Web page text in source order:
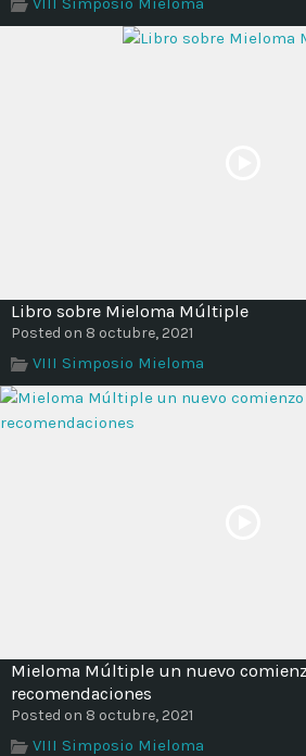
Libro sobre Mieloma Múltiple
Posted on 8 octubre, 2021
VIII Simposio Mieloma
Mieloma Múltiple un nuevo
recomendaciones
Posted on 8 octubre, 2021
VIII Simposio Mieloma